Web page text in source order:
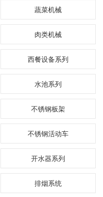
蔬菜机械
肉类机械
西餐设备系列
水池系列
不锈钢板架
不锈钢活动车
开水器系列
排烟系统